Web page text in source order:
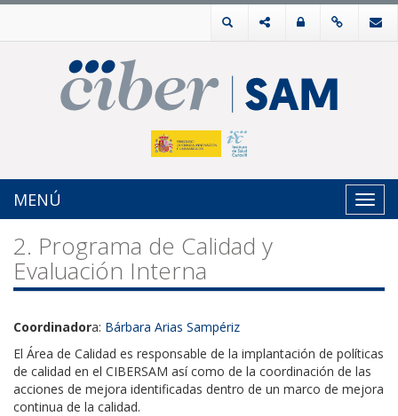
MENÚ
2. Programa de Calidad y
Evaluación Interna
Coordinadora: Bárbara Arias Sampériz
El Área de Calidad es responsable de la implantación de políticas
de calidad en el CIBERSAM así como de la coordinación de las
acciones de mejora identificadas dentro de un marco de mejora
continua de la calidad.